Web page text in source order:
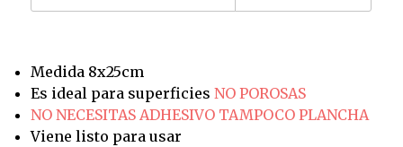
Medida 8x25cm
Es ideal para superficies NO POROSAS
NO NECESITAS ADHESIVO TAMPOCO PLANCHA
Viene listo para usar